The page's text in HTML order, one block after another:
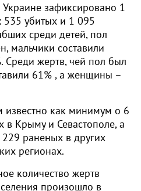
зафиксировано 1
535 убитых и 1 095
среди детей, пол
мальчики составили
Среди жертв, чей пол был
61% , а женщины –
известно как минимум о 6
Крыму и Севастополе, а
раненых в других
регионах.
количество жертв
произошло в